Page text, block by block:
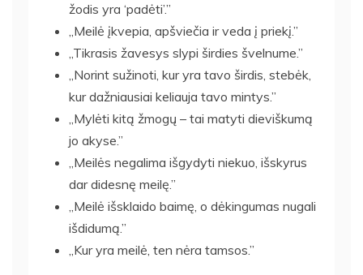
žodis yra ‘padėti’.”
„Meilė įkvepia, apšviečia ir veda į priekį.”
„Tikrasis žavesys slypi širdies švelnume.”
„Norint sužinoti, kur yra tavo širdis, stebėk,
kur dažniausiai keliauja tavo mintys.”
„Mylėti kitą žmogų – tai matyti dieviškumą
jo akyse.”
„Meilės negalima išgydyti niekuo, išskyrus
dar didesnę meilę.”
„Meilė išsklaido baimę, o dėkingumas nugali
išdidumą.”
„Kur yra meilė, ten nėra tamsos.”